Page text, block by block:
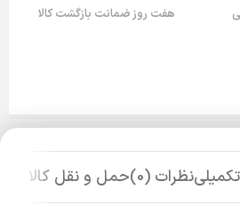
هفت روز ضمانت بازگشت کالا
نظرات (0) حمل و نقل کالا